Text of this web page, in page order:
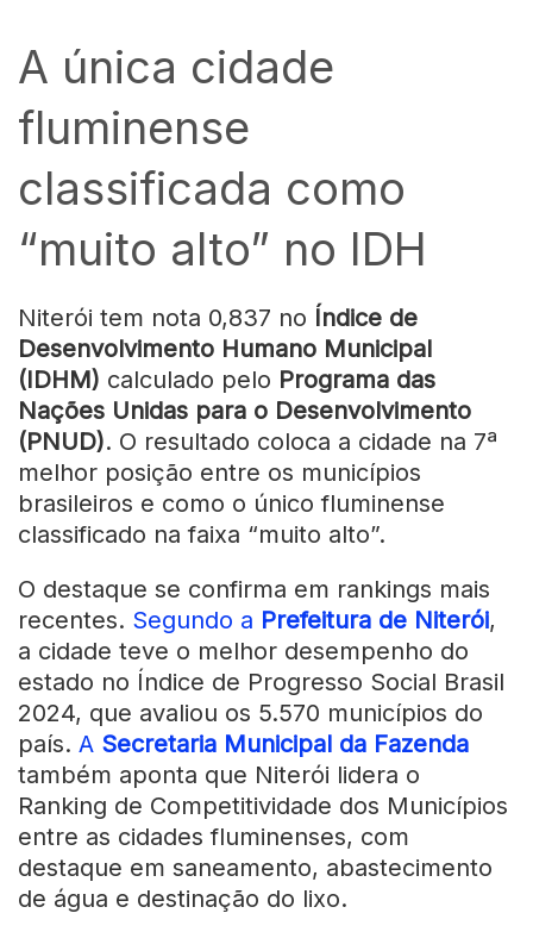
A única cidade
fluminense
classificada como
“muito alto” no IDH
Niterói tem nota 0,837 no Índice de
Desenvolvimento Humano Municipal
(IDHM) calculado pelo Programa das
Nações Unidas para o Desenvolvimento
(PNUD). O resultado coloca a cidade na 7ª
melhor posição entre os municípios
brasileiros e como o único fluminense
classificado na faixa “muito alto”.
O destaque se confirma em rankings mais
recentes. Segundo a Prefeitura de Niterói,
a cidade teve o melhor desempenho do
estado no Índice de Progresso Social Brasil
2024, que avaliou os 5.570 municípios do
país. A Secretaria Municipal da Fazenda
também aponta que Niterói lidera o
Ranking de Competitividade dos Municípios
entre as cidades fluminenses, com
destaque em saneamento, abastecimento
de água e destinação do lixo.